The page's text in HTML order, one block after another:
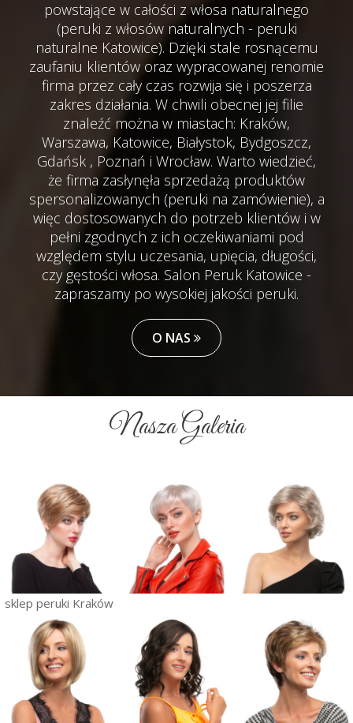
powstające w całości z włosa naturalnego
(peruki z włosów naturalnych - peruki
naturalne Katowice). Dzięki stale rosnącemu
zaufaniu klientów oraz wypracowanej renomie
firma przez cały czas rozwija się i poszerza
zakres działania. W chwili obecnej jej filie
znaleźć można w miastach: Kraków,
Warszawa, Katowice, Białystok, Bydgoszcz,
Gdańsk , Poznań i Wrocław. Warto wiedzieć,
że firma zasłynęła sprzedażą produktów
spersonalizowanych (peruki na zamówienie), a
więc dostosowanych do potrzeb klientów i w
pełni zgodnych z ich oczekiwaniami pod
względem stylu uczesania, upięcia, długości,
czy gęstości włosa. Salon Peruk Katowice -
zapraszamy po wysokiej jakości peruki.
O NAS
Nasza Galeria
sklep peruki Kraków